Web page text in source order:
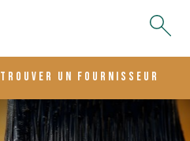
trouver un fournisseur